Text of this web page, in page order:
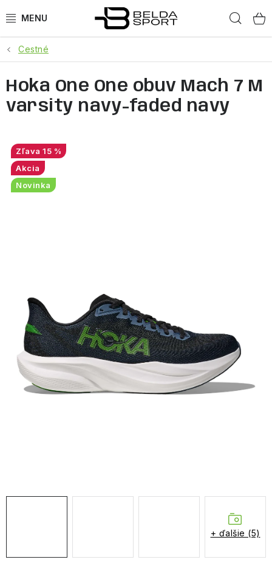
na
ŠPORTY
BEH
GOLDBERGH
OBLEČENIE
VÝPREDAJ
ZNAČKY
Vrátenie a výmena Doprava a platba
Blog
Moja objednávka
Cestné
Hoka One One obuv Mach 7 M
varsity navy-faded navy
15 %
Akcia
Novinka
+ ďalšie (5)